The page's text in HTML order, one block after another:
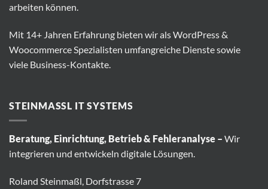
arbeiten können.
Mit 14+ Jahren Erfahrung bieten wir als WordPress &
Woocommerce Spezialisten umfangreiche Dienste sowie
viele Business-Kontakte.
STEINMASSL IT SYSTEMS
Beratung, Einrichtung, Betrieb & Fehleranalyse – Wir
integrieren und entwickeln digitale Lösungen.
Roland Steinmaßl, Dorfstrasse 7